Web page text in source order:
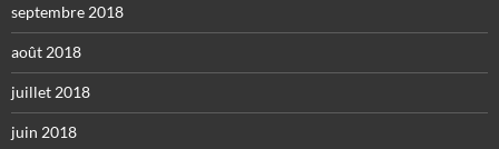
septembre 2018
août 2018
juillet 2018
juin 2018